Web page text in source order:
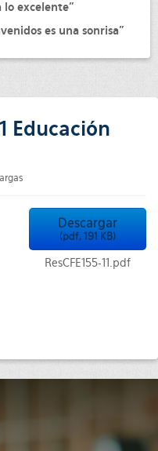
lo excelente”
es una sonrisa”
Educación
Descargar
(pdf, 191 KB)
ResCFE155-11.pdf